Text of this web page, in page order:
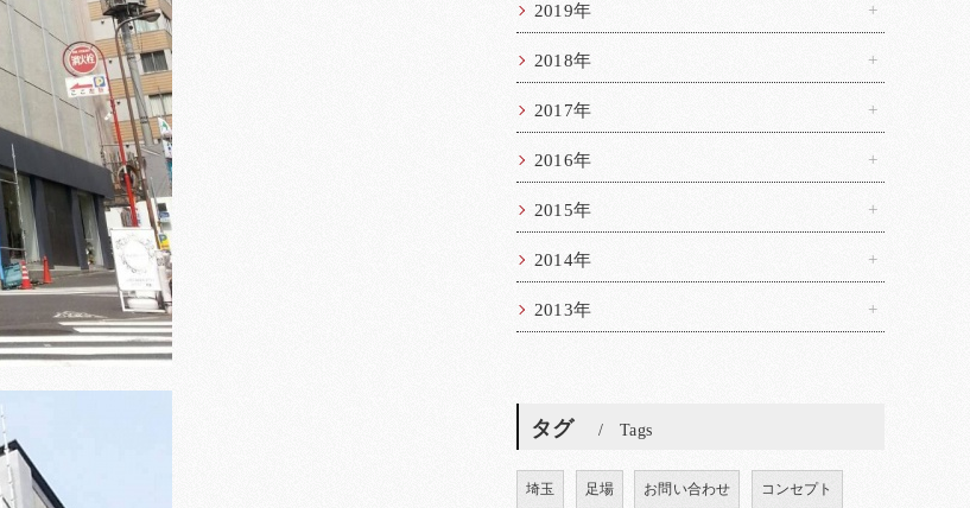
2019年
2018年
2017年
2016年
2015年
2014年
2013年
タグ Tags
埼玉 足場 お問い合わせ コンセプト